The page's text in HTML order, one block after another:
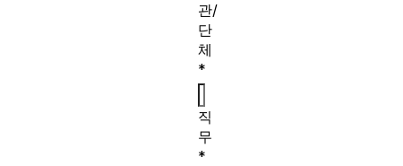
관/
단
체
*
직
무
*